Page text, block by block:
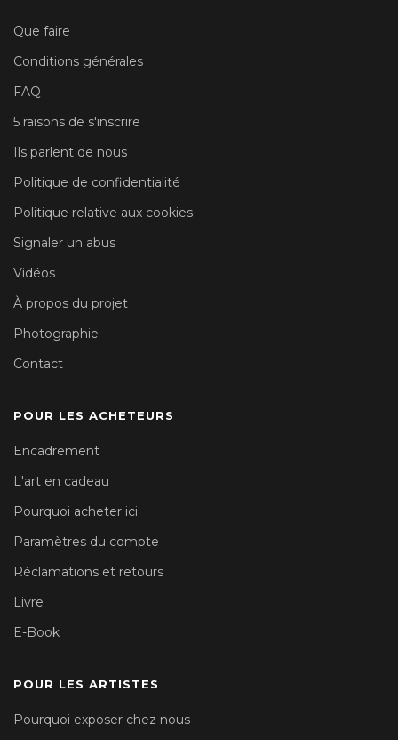
Que faire
Conditions générales
FAQ
5 raisons de s'inscrire
Ils parlent de nous
Politique de confidentialité
Politique relative aux cookies
Signaler un abus
Vidéos
À propos du projet
Photographie
Contact
POUR LES ACHETEURS
Encadrement
L'art en cadeau
Pourquoi acheter ici
Paramètres du compte
Réclamations et retours
Livre
E-Book
POUR LES ARTISTES
Pourquoi exposer chez nous